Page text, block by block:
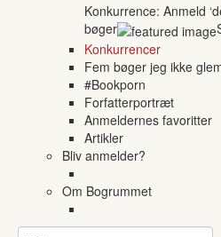
Konkurrence: Anmeld
bøger
Konkurrencer
Fem bøger jeg ikke
#Bookporn
Forfatterportræt
Anmeldernes favoritter
Artikler
Bliv anmelder?
Om Bogrummet